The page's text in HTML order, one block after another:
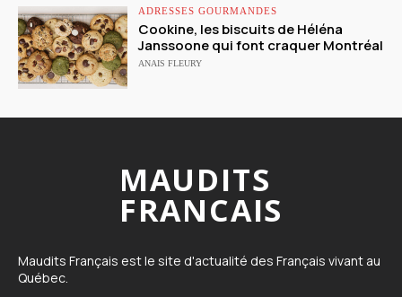
ADRESSES GOURMANDES
Cookine, les biscuits de Héléna
Janssoone qui font craquer Montréal
ANAIS FLEURY
MAUDITS
FRANCAIS
Maudits Français est le site d'actualité des Français vivant au
Québec.